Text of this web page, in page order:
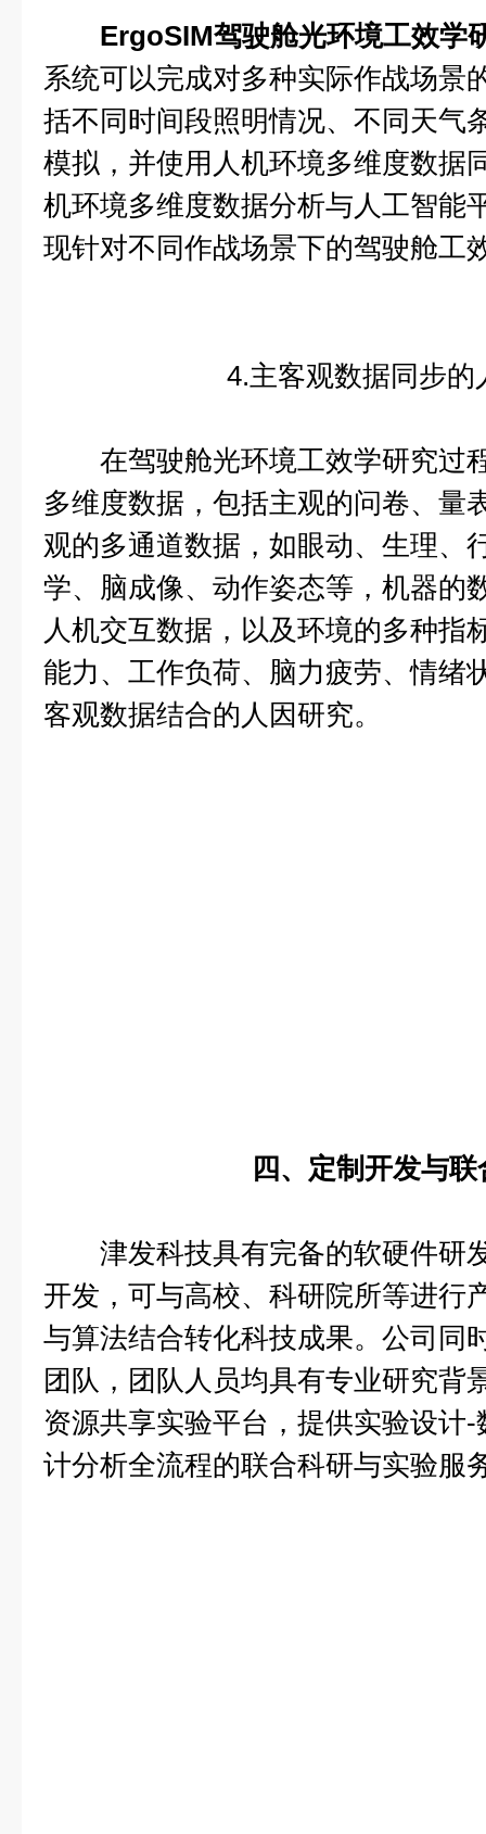
ErgoSIM驾驶舱光环境工效学
系统可以完成对多种实际作战场景
括不同时间段照明情况、不同天气
模拟，并使用人机环境多维度数据
机环境多维度数据分析与人工智能
现针对不同作战场景下的驾驶舱工
4.主客观数据同步的
在驾驶舱光环境工效学研究过
多维度数据，包括主观的问卷、量
观的多通道数据，如眼动、生理、
学、脑成像、动作姿态等，机器的
人机交互数据，以及环境的多种指
能力、工作负荷、脑力疲劳、情绪
客观数据结合的人因研究。
四、定制开发与
津发科技具有完备的软硬件研
开发，可与高校、科研院所等进行
与算法结合转化科技成果。公司同
团队，团队人员均具有专业研究背
资源共享实验平台，提供实验设计
计分析全流程的联合科研与实验服